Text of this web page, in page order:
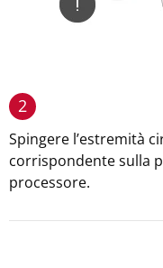
2
Spingere l’estremità
corrispondente sulla
processore.